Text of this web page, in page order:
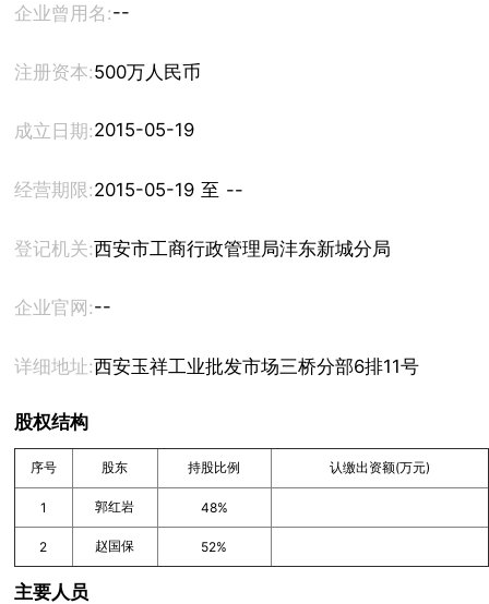
企业曾用名:--
注册资本:500万人民币
成立日期:2015-05-19
经营期限: 2015-05-19 至 --
登记机关:西安市工商行政管理局沣东新城分局
企业官网:--
详细地址:西安玉祥工业批发市场三桥分部6排11号
股权结构
序号 股东 持股比例 认缴出资额(万元)
1 郭红岩 48%
2 赵国保 52%
主要人员